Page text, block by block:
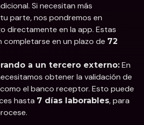
Si necesitan más
parte, nos pondremos en
directamente en la app. Estas
completarse en un plazo de 72
a un tercero externo: En
obtener la validación de
el banco receptor. Esto puede
hasta 7 días laborables, para